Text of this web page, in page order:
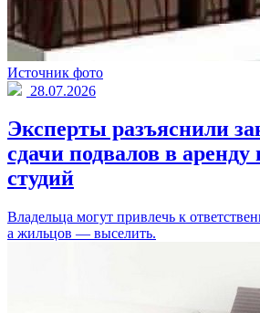
Источник фото
28.07.2026
Эксперты разъяснили
сдачи подвалов в аренду
студий
Владельца могут привлечь к
а жильцов — выселить.